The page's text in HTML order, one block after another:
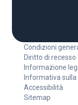
Condizioni
Diritto di recesso
Informazione
Informativa sulla
Accessibilità
Sitemap